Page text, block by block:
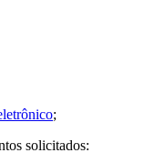
;
solicitados: